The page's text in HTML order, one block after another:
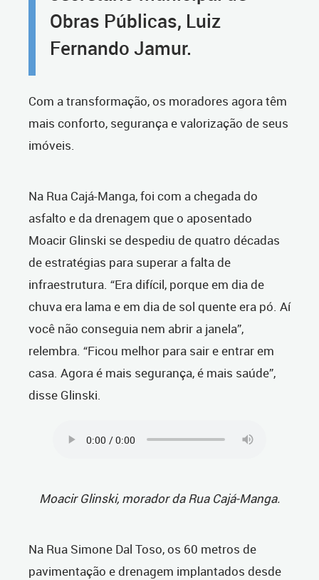
Obras Públicas, Luiz
Fernando Jamur.
Com a transformação, os moradores agora têm
mais conforto, segurança e valorização de seus
imóveis.
Na Rua Cajá-Manga, foi com a chegada do
asfalto e da drenagem que o aposentado
Moacir Glinski se despediu de quatro décadas
de estratégias para superar a falta de
infraestrutura. “Era difícil, porque em dia de
chuva era lama e em dia de sol quente era pó. Aí
você não conseguia nem abrir a janela”,
relembra. “Ficou melhor para sair e entrar em
casa. Agora é mais segurança, é mais saúde”,
disse Glinski.
Moacir Glinski, morador da Rua Cajá-Manga.
Na Rua Simone Dal Toso, os 60 metros de
pavimentação e drenagem implantados desde